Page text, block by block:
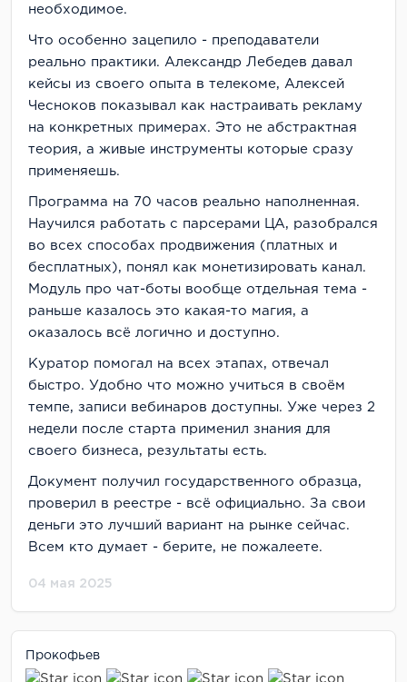
необходимое.
Что особенно зацепило - преподаватели
реально практики. Александр Лебедев давал
кейсы из своего опыта в телекоме, Алексей
Чесноков показывал как настраивать рекламу
на конкретных примерах. Это не абстрактная
теория, а живые инструменты которые сразу
применяешь.
Программа на 70 часов реально наполненная.
Научился работать с парсерами ЦА, разобрался
во всех способах продвижения (платных и
бесплатных), понял как монетизировать канал.
Модуль про чат-боты вообще отдельная тема -
раньше казалось это какая-то магия, а
оказалось всё логично и доступно.
Куратор помогал на всех этапах, отвечал
быстро. Удобно что можно учиться в своём
темпе, записи вебинаров доступны. Уже через 2
недели после старта применил знания для
своего бизнеса, результаты есть.
Документ получил государственного образца,
проверил в реестре - всё официально. За свои
деньги это лучший вариант на рынке сейчас.
Всем кто думает - берите, не пожалеете.
04 мая 2025
Прокофьев